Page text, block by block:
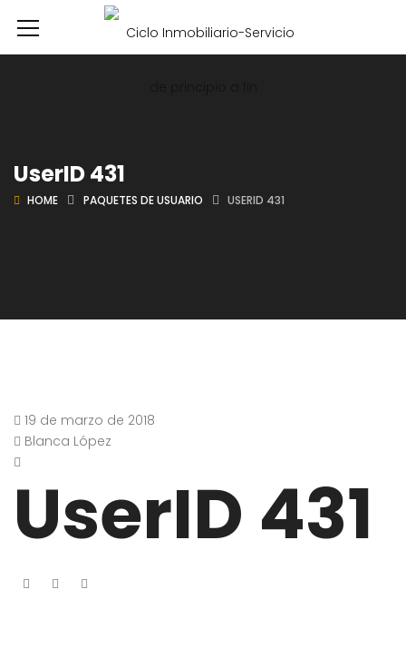
UserID 431
HOME PAQUETES DE USUARIO USERID 431
19 de marzo de 2018
Blanca López
UserID 431